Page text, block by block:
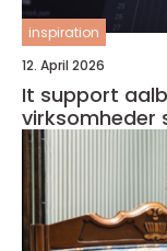
inspiration
12. April 2026
It support aalborg